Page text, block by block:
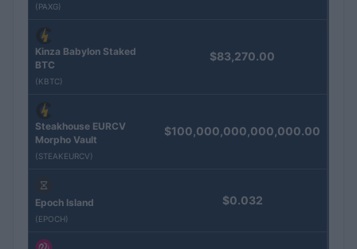
(PAXG)
Kinza Babylon Staked
BTC
(KBTC)
$83,270.00
Steakhouse EURCV
Morpho Vault
(STEAKEURCV)
$100,000,000,000,000.00
Epoch Island
(EPOCH)
$0.032